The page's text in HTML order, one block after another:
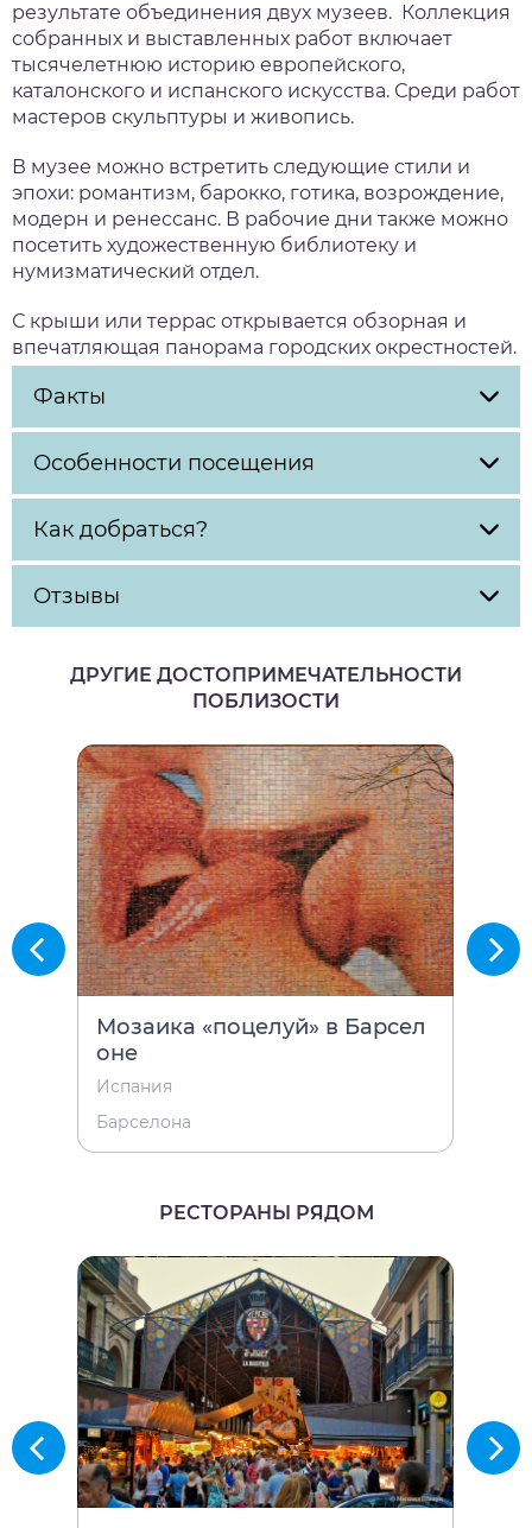
результате объединения двух музеев. Коллекция
собранных и выставленных работ включает
тысячелетнюю историю европейского,
каталонского и испанского искусства. Среди работ
мастеров скульптуры и живопись.
В музее можно встретить следующие стили и
эпохи: романтизм, барокко, готика, возрождение,
модерн и ренессанс. В рабочие дни также можно
посетить художественную библиотеку и
нумизматический отдел.
С крыши или террас открывается обзорная и
впечатляющая панорама городских окрестностей.
Факты
Особенности посещения
Как добраться?
Отзывы
ДРУГИЕ ДОСТОПРИМЕЧАТЕЛЬНОСТИ
ПОБЛИЗОСТИ
Мозаика «поцелуй» в Барсел
оне
Испания
Барселона
РЕСТОРАНЫ РЯДОМ